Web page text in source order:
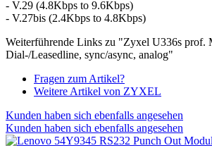
- V.29 (4.8Kbps to 9.6Kbps)
- V.27bis (2.4Kbps to 4.8Kbps)
Weiterführende Links zu "Zyxel U336s prof.
Dial-/Leasedline, sync/async, analog"
Fragen zum Artikel?
Weitere Artikel von ZYXEL
Kunden haben sich ebenfalls angesehen
Kunden haben sich ebenfalls angesehen